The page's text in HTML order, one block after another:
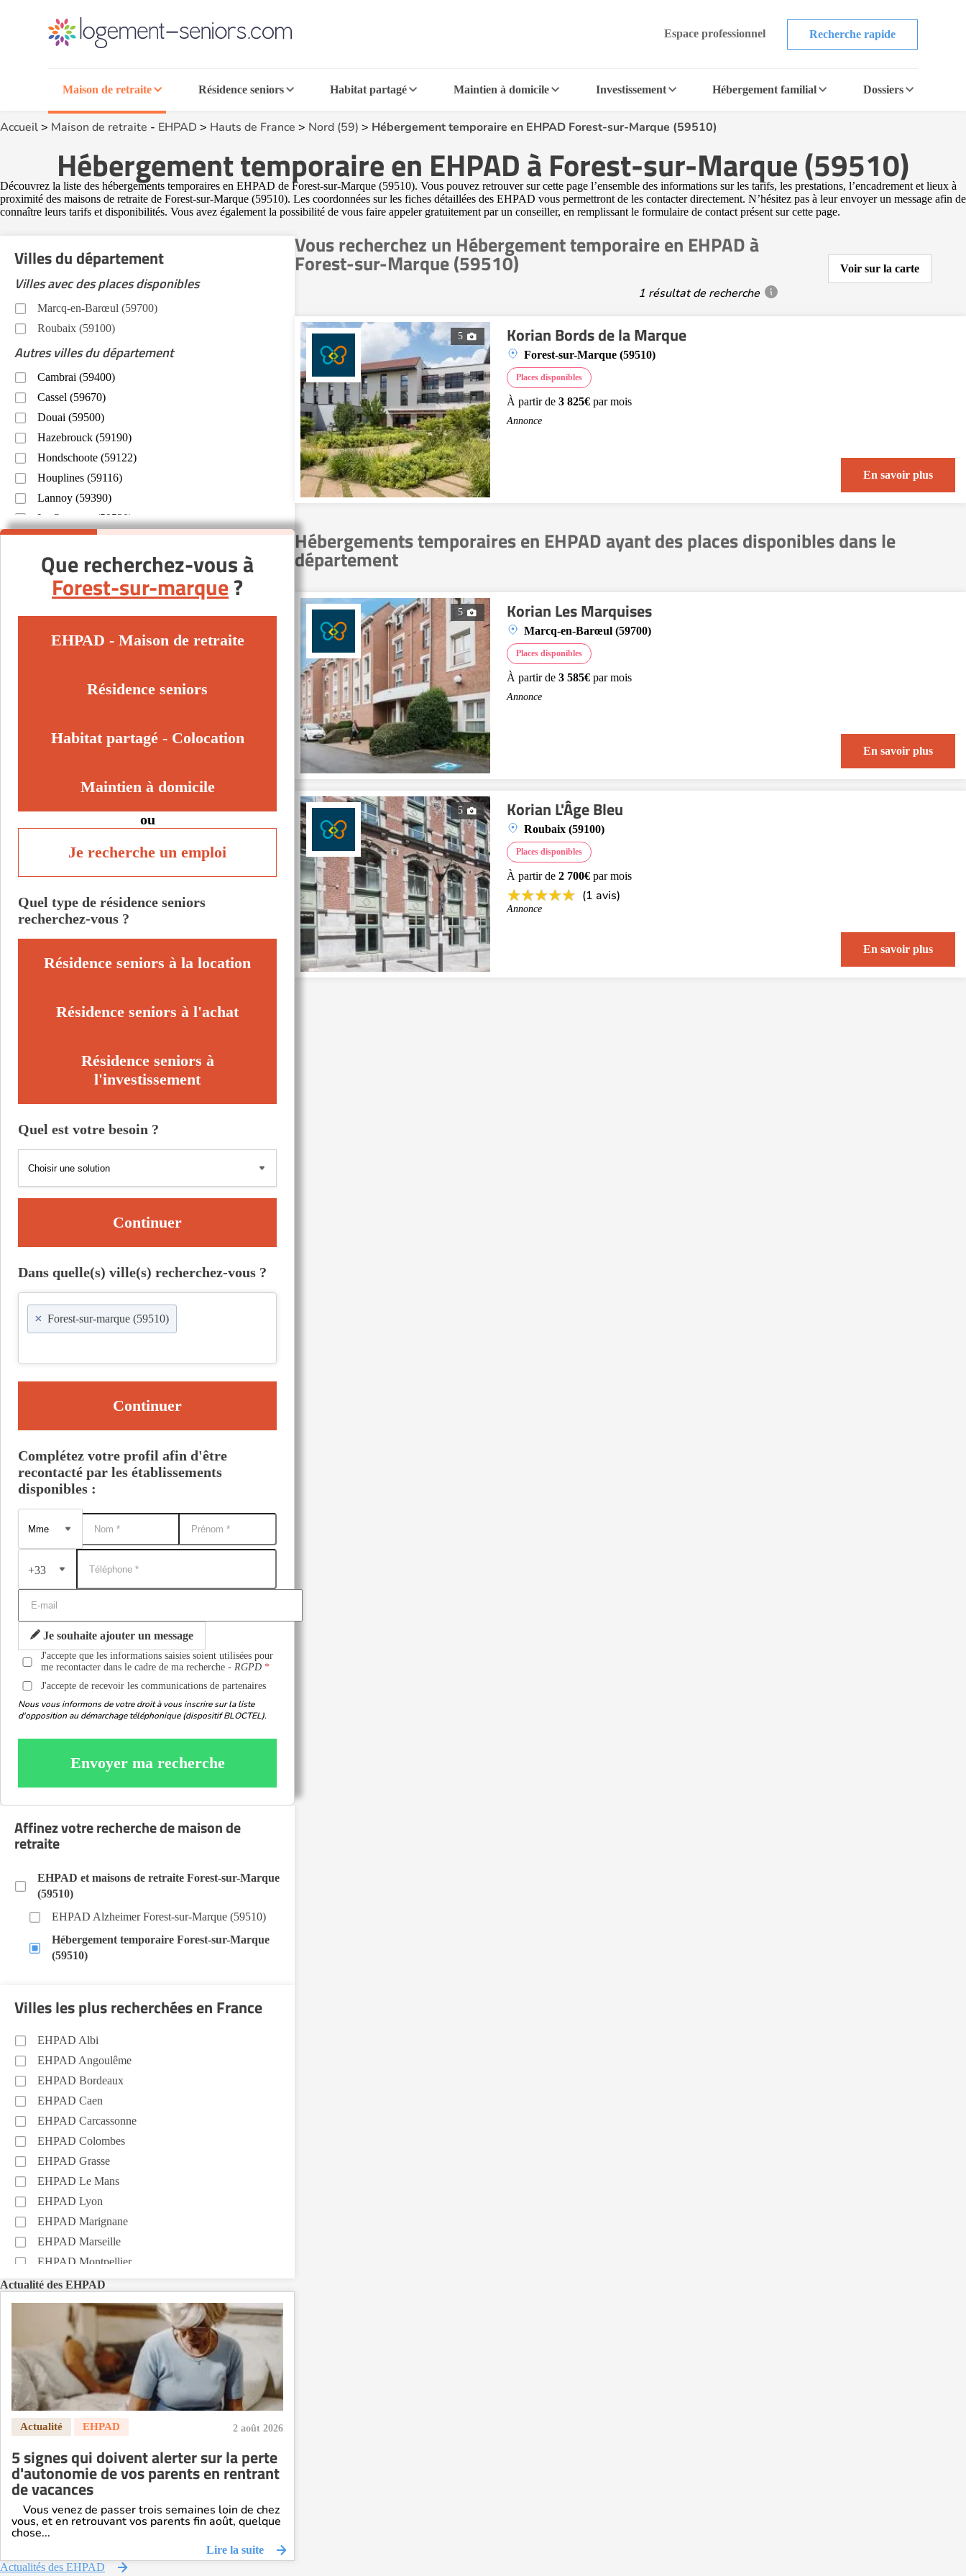
Espace professionnel Recherche rapide
Maison de retraite Résidence seniors Habitat partagé Maintien à domicile Investissement Hébergement familial Dossiers
Accueil> Maison de retraite - EHPAD > Hauts de France > Nord (59) > Hébergement temporaire en EHPAD Forest-sur-Marque (59510)
Hébergement temporaire en EHPAD à Forest-sur-Marque (59510)
Découvrez la liste des hébergements temporaires en EHPAD de Forest-sur-Marque (59510). Vous pouvez retrouver sur cette page l’ensemble des informations sur les tarifs, les prestations, l’encadrement et lieux à
proximité des maisons de retraite de Forest-sur-Marque (59510). Les coordonnées sur les fiches détaillées des EHPAD vous permettront de les contacter directement. N’hésitez pas à leur envoyer un message afin de
connaître leurs tarifs et disponibilités. Vous avez également la possibilité de vous faire appeler gratuitement par un conseiller, en remplissant le formulaire de contact présent sur cette page.
Vous recherchez un Hébergement temporaire en EHPAD à
Forest-sur-Marque (59510)
1 résultat de recherche
Voir sur la carte
5 Korian Bords de la Marque
Forest-sur-Marque (59510)
Places disponibles
À partir de3 825€ par mois
Annonce
En savoir plus
Hébergements temporaires en EHPAD ayant des places disponibles dans le
département
5 Korian Les Marquises
Marcq-en-Barœul (59700)
Places disponibles
À partir de3 585€ par mois
Annonce
En savoir plus
5 Korian L'Âge Bleu
Roubaix (59100)
Places disponibles
À partir de2 700€ par mois
(1 avis)
Annonce
En savoir plus
Villes du département
Villes avec des places disponibles
Marcq-en-Barœul (59700)
Roubaix (59100)
Autres villes du département
Cambrai (59400)
Cassel (59670)
Douai (59500)
Hazebrouck (59190)
Hondschoote (59122)
Houplines (59116)
Lannoy (59390)
Le Quesnoy (59530)
Lille (59000)
Marly (59770)
Maubeuge (59600)
Neuville-Saint-Rémy (59554)
Phalempin (59133)
Rieulay (59870)
Que recherchez-vous à
Forest-sur-marque?
EHPAD - Maison de retraite
Résidence seniors
Habitat partagé - Colocation
Maintien à domicile
ou
Je recherche un emploi
Quel type de résidence seniors
recherchez-vous ?
Résidence seniors à la location
Résidence seniors à l'achat
Résidence seniors à
l'investissement
Quel est votre besoin ?
Continuer
Dans quelle(s) ville(s) recherchez-vous ?
× Forest-sur-marque (59510)
Continuer
Complétez votre profil afin d'être
recontacté par les établissements
disponibles :
+33
Je souhaite ajouter un message
J'accepte que les informations saisies soient utilisées pour
me recontacter dans le cadre de ma recherche -RGPD
J'accepte de recevoir les communications de partenaires
Nous vous informons de votre droit à vous inscrire sur la liste
d'opposition au démarchage téléphonique (dispositif BLOCTEL).
Envoyer ma recherche
Affinez votre recherche de maison de
retraite
EHPAD et maisons de retraite Forest-sur-Marque
(59510)
EHPAD Alzheimer Forest-sur-Marque (59510)
Hébergement temporaire Forest-sur-Marque
(59510)
Villes les plus recherchées en France
EHPAD Albi
EHPAD Angoulême
EHPAD Bordeaux
EHPAD Caen
EHPAD Carcassonne
EHPAD Colombes
EHPAD Grasse
EHPAD Le Mans
EHPAD Lyon
EHPAD Marignane
EHPAD Marseille
EHPAD Montpellier
EHPAD Nantes
EHPAD Nice
EHPAD Paris
EHPAD Royan
EHPAD Saint-Etienne
EHPAD Toulouse
EHPAD Tours
EHPAD Troyes
Actualité des EHPAD
2 août 2026
5 signes qui doivent alerter sur la perte
d'autonomie de vos parents en rentrant
de vacances
Vous venez de passer trois semaines loin de chez
vous, et en retrouvant vos parents fin août, quelque
chose...
Lire la suite
Actualités des EHPAD